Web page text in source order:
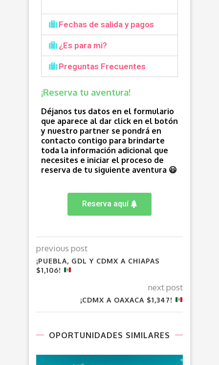
Fechas de salida y pagos
¿Es para mi?
Preguntas Frecuentes
¡Reserva tu aventura!
Déjanos tus datos en el formulario
que aparece al dar click en el botón
y nuestro partner se pondrá en
contacto contigo para brindarte
toda la información adicional que
necesites e iniciar el proceso de
reserva de tu siguiente aventura 😃
Reserva aquí
previous post
¡PUEBLA, GDL Y CDMX A CHIAPAS
$1,106!
next post
¡CDMX A OAXACA $1,347!
OPORTUNIDADES SIMILARES